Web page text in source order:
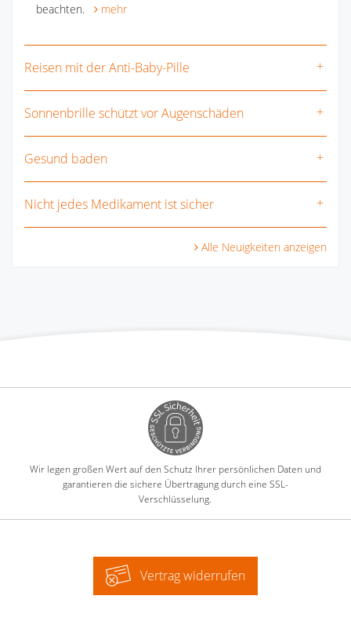
beachten.
mehr
Reisen mit der Anti-Baby-Pille
Sonnenbrille schützt vor Augenschäden
Gesund baden
Nicht jedes Medikament ist sicher
Alle Neuigkeiten anzeigen
Wir legen großen Wert auf den Schutz Ihrer persönlichen Daten und
garantieren die sichere Übertragung durch eine SSL-
Verschlüsselung.
Vertrag widerrufen